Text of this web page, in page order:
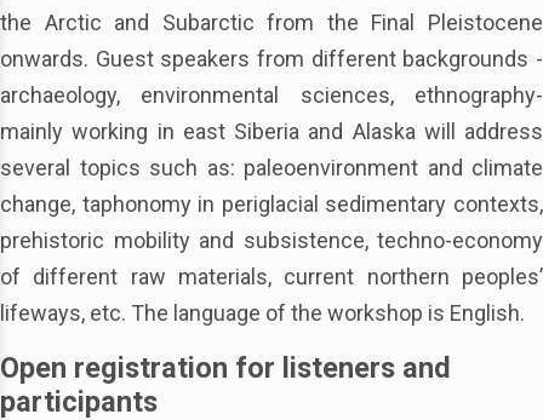
the Arctic and Subarctic from the Final Pleistocene
onwards. Guest speakers from different backgrounds -
archaeology, environmental sciences, ethnography-
mainly working in east Siberia and Alaska will address
several topics such as: paleoenvironment and climate
change, taphonomy in periglacial sedimentary contexts,
prehistoric mobility and subsistence, techno-economy
of different raw materials, current northern peoples’
lifeways, etc. The language of the workshop is English.
Open registration for listeners and
participants